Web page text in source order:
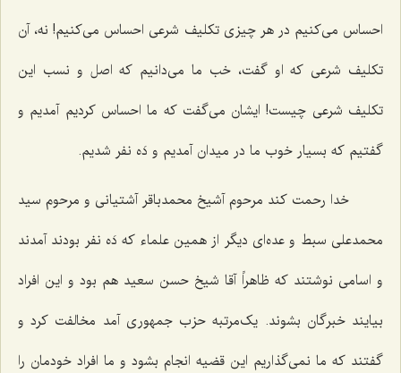
احساس می‌کنیم در هر چیزی تکلیف شرعی احساس می‌کنیم! نه، آن
تکلیف شرعی که او گفت، خب ما می‌دانیم که اصل و نسب این
تکلیف شرعی چیست! ایشان می‌گفت که ما احساس کردیم آمدیم و
گفتیم که بسیار خوب ما در میدان آمدیم و دَه نفر شدیم.
خدا رحمت کند مرحوم آشیخ محمدباقر آشتیانی و مرحوم سید
محمدعلی سبط و عده‌ای دیگر از همین علماء که دَه نفر بودند آمدند
و اسامی نوشتند که ظاهراً آقا شیخ حسن سعید هم بود و این افراد
بیایند خبرگان بشوند. یک‌مرتبه حزب جمهوری آمد مخالفت کرد و
گفتند که ما نمی‌گذاریم این قضیه انجام بشود و ما افراد خودمان را